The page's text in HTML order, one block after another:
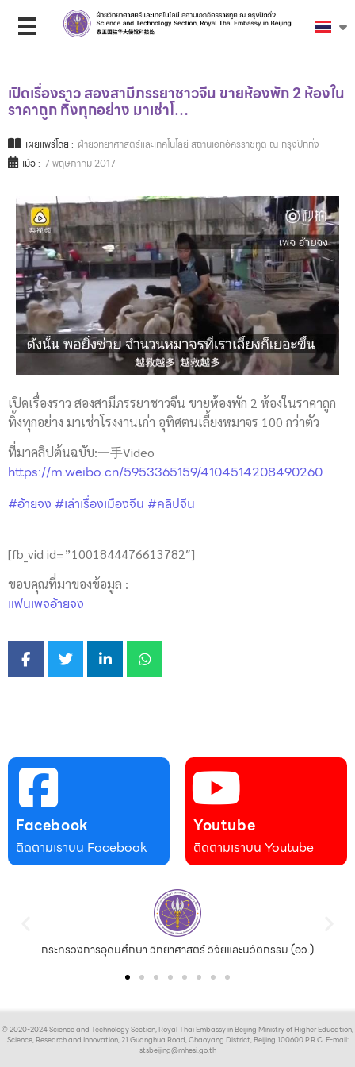
เปิดเรื่องราว สองสามีภรรยาชาวจีน ขายห้องพัก 2 ห้องใน
ราคาถูก ทิ้งทุกอย่าง มาเช่าโ…
เผยแพร่โดย : ฝ่ายวิทยาศาสตร์และเทคโนโลยี สถานเอกอัครราชทูต ณ กรุงปักกิ่ง
เมื่อ : 7 พฤษภาคม 2017
เปิดเรื่องราว สองสามีภรรยาชาวจีน ขายห้องพัก 2 ห้องในราคาถูก
ทิ้งทุกอย่าง มาเช่าโรงงานเก่า อุทิศตนเลี้ยงหมาจร 100 กว่าตัว
ที่มาคลิปต้นฉบับ:一手Video
https://m.weibo.cn/5953365159/4104514208490260
#อ้ายจง #เล่าเรื่องเมืองจีน #คลิปจีน
[fb_vid id=”1001844476613782″]
ขอบคุณที่มาของข้อมูล :
แฟนเพจอ้ายจง
Facebook
ติดตามเราบน Facebook
Youtube
ติดตามเราบน Youtube
กระทรวงการอุดมศึกษา วิทยาศาสตร์ วิจัยและนวัตกรรม (อว.)
© 2020-2024 Science and Technology Section, Royal Thai Embassy in Beijing Ministry of Higher Education,
Science, Research and Innovation, 21 Guanghua Road, Chaoyang District, Beijing 100600 P.R.C. E-mail:
stsbeijing@mhesi.go.th